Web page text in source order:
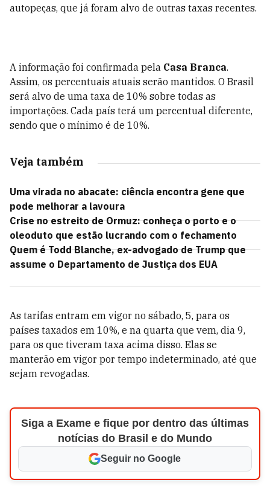
autopeças, que já foram alvo de outras taxas recentes.
A informação foi confirmada pela Casa Branca.
Assim, os percentuais atuais serão mantidos. O Brasil
será alvo de uma taxa de 10% sobre todas as
importações. Cada país terá um percentual diferente,
sendo que o mínimo é de 10%.
Veja também
Uma virada no abacate: ciência encontra gene que
pode melhorar a lavoura
Crise no estreito de Ormuz: conheça o porto e o
oleoduto que estão lucrando com o fechamento
Quem é Todd Blanche, ex-advogado de Trump que
assume o Departamento de Justiça dos EUA
As tarifas entram em vigor no sábado, 5, para os
países taxados em 10%, e na quarta que vem, dia 9,
para os que tiveram taxa acima disso. Elas se
manterão em vigor por tempo indeterminado, até que
sejam revogadas.
Siga a Exame e fique por dentro das últimas
notícias do Brasil e do Mundo
Seguir no Google